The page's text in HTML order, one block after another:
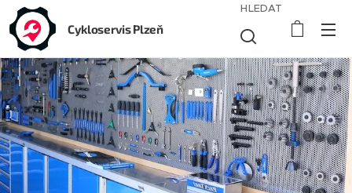
Cykloservis Plzeň
HLEDAT